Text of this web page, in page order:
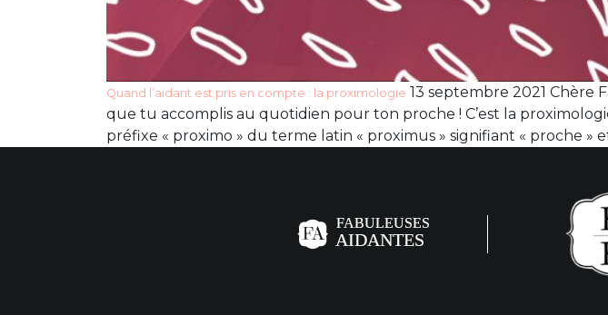
Quand l’aidant est pris en compte : la proximologie 13 septembre 2021 Chère
que tu accomplis au quotidien pour ton proche ! C’est la
préfixe « proximo » du terme latin « proximus » signifiant « proche »